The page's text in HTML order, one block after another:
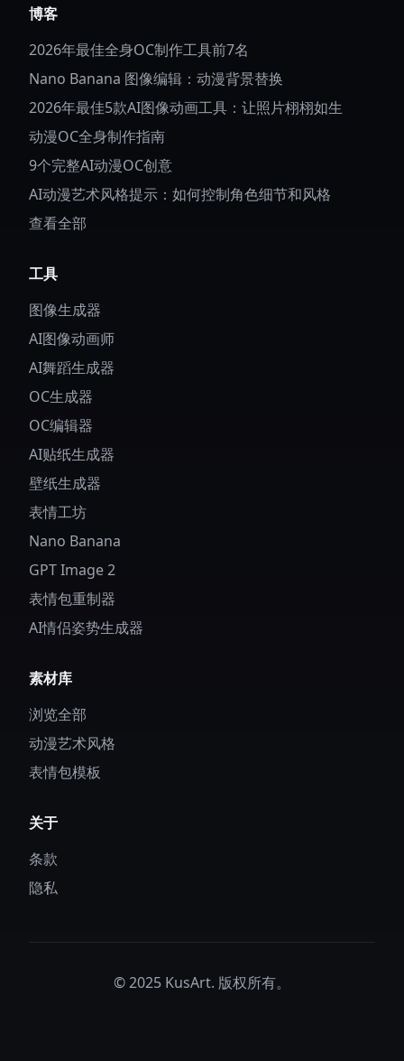
博客
2026年最佳全身OC制作工具前7名
Nano Banana 图像编辑：动漫背景替换
2026年最佳5款AI图像动画工具：让照片栩栩如生
动漫OC全身制作指南
9个完整AI动漫OC创意
AI动漫艺术风格提示：如何控制角色细节和风格
查看全部
工具
图像生成器
AI图像动画师
AI舞蹈生成器
OC生成器
OC编辑器
AI贴纸生成器
壁纸生成器
表情工坊
Nano Banana
GPT Image 2
表情包重制器
AI情侣姿势生成器
素材库
浏览全部
动漫艺术风格
表情包模板
关于
条款
隐私
© 2025 KusArt. 版权所有。